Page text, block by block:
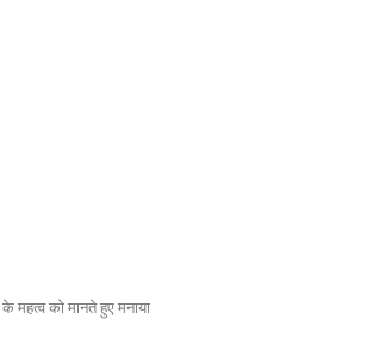
महत्व को मानते हुए मनाया